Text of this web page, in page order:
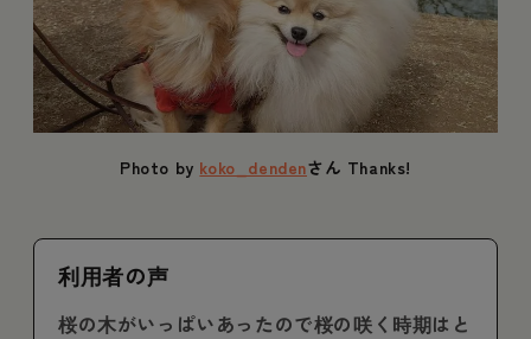
Photo by koko_dendenさん Thanks!
利用者の声
桜の木がいっぱいあったので桜の咲く時期はと